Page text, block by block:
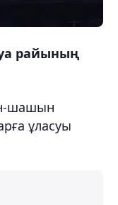
райының
шашын
ұласуы